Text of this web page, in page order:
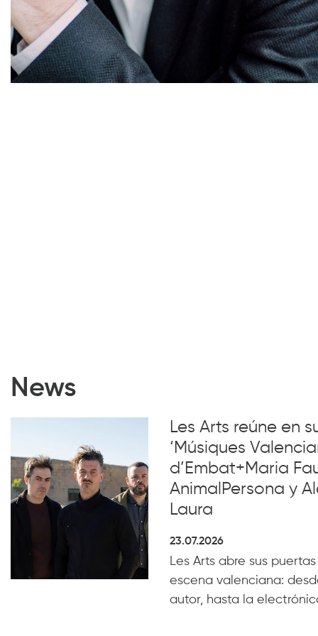
News
Les Arts reúne en
‘Músiques
d’Embat+Maria
AnimalPersona y
Laura
23.07.2026
Les Arts abre sus
escena valenciana:
autor, hasta la